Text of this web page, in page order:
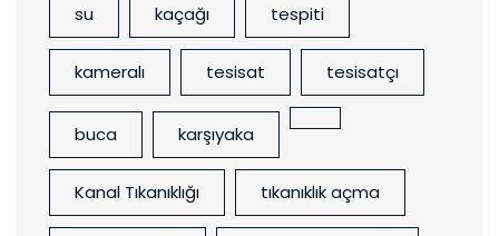
su kaçağı tespiti
kameralı tesisat tesisatçı
buca karşıyaka
Kanal Tıkanıklığı tıkanıklık açma